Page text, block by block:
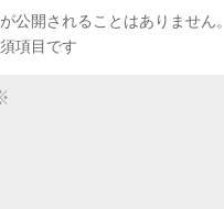
公開されることはありません。
項目です